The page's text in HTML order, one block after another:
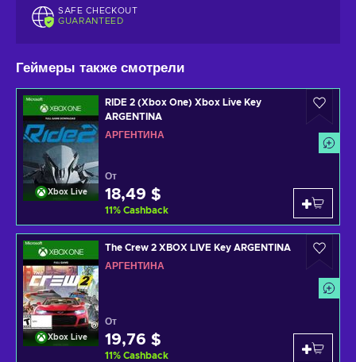
SAFE CHECKOUT
GUARANTEED
Геймеры также смотрели
Xbox Live
RIDE 2 (Xbox One) Xbox Live Key
ARGENTINA
АРГЕНТИНА
От
18,49 $
11% Cashback
Xbox Live
The Crew 2 XBOX LIVE Key ARGENTINA
АРГЕНТИНА
От
19,76 $
11% Cashback